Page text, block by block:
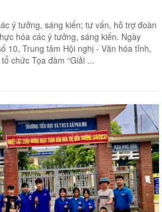
ý tưởng, sáng kiến; tư vấn, hỗ trợ đoàn
hóa các ý tưởng, sáng kiến. Ngày
10, Trung tâm Hội nghị - Văn hóa tỉnh,
chức Tọa đàm “Giải ...